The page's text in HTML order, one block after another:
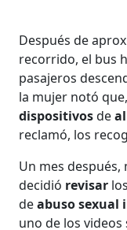
Después de
recorrido, el bus
pasajeros
la mujer notó
dispositivosde
reclamó, los
Un mes
decidió revisar
deabuso sexual
uno de los